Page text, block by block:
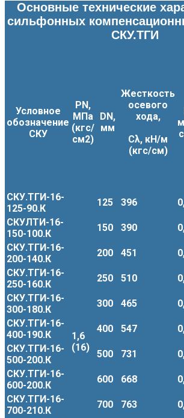
Основные технические
сильфонных
СКУ.ТГИ
Условное
обозначение
СКУ
PN,
МПа
(кгс/
см2)
DN,
мм
Жесткость
осевого
хода,
Сλ, кН/м
(кгс/см)
СКУ.ТГИ-16-
125-90.К
1,6
(16)
125 396
СКУЛТИ-16-
150-100.К
150 390
СКУ.ТГИ-16-
200-140.К
200 451
СКУ.ТГИ-16-
250-160.К
250 510
СКУ.ТГИ-16-
300-180.К
300 465
СКУ.ТГИ-16-
400-190.К
400 547
СКУ.ТГИ-16-
500-200.К
500 731
СКУ.ТГИ-16-
600-200.К
600 668
СКУ.ТГИ-16-
700-210.К
700 763